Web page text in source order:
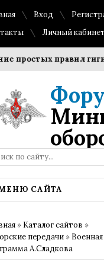
Вход
Личный кабинет
простых правил
САЙТА
» Каталог сайтов »
передачи » Военная
А.Сладкова